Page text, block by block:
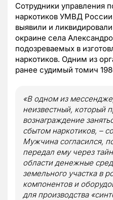
Сотрудники управления
наркотиков УМВД
выявили и
окраине села
подозреваемых в
наркотиков. Одним из
ранее судимый томич
«В одном из
неизвестный, который
вознаграждение
сбытом наркотиков, –
Мужчина согласился,
передал ему через
области денежные
земельного участка в
компонентов и
для производства